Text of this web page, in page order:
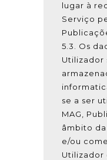
lugar à
Serviço
5.3. Os
Utilizador
se a ser
MAG,
âmbito
e/ou
Utilizador